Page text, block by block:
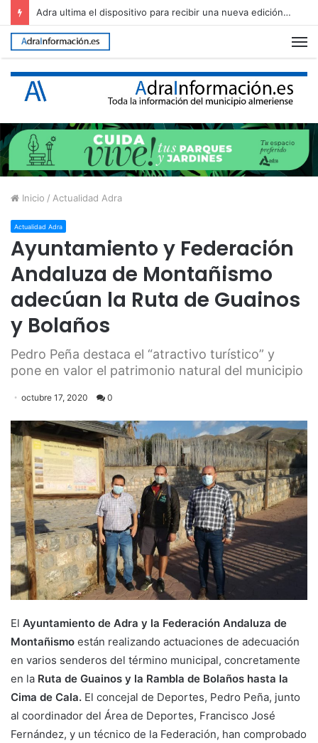
Adra ultima el dispositivo para recibir una nueva edición de The Juergas Rock Festival
Inicio / Actualidad Adra
Actualidad Adra
Ayuntamiento y Federación
Andaluza de Montañismo
adecúan la Ruta de Guainos
y Bolaños
Pedro Peña destaca el “atractivo turístico” y
pone en valor el patrimonio natural del municipio
octubre 17, 2020 0
El Ayuntamiento de Adra y la Federación Andaluza de
Montañismo están realizando actuaciones de adecuación
en varios senderos del término municipal, concretamente
en la Ruta de Guainos y la Rambla de Bolaños hasta la
Cima de Cala. El concejal de Deportes, Pedro Peña, junto
al coordinador del Área de Deportes, Francisco José
Fernández, y un técnico de la Federación, han comprobado